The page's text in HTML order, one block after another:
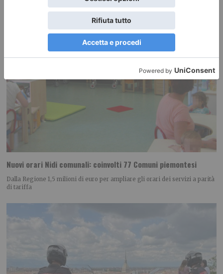
Nuovi orari Nidi comunali: coinvolti 77 Comuni piemontesi
Dalla Regione 1,5 milioni di euro per ampliare gli orari dei servizi a parità
di tariffa